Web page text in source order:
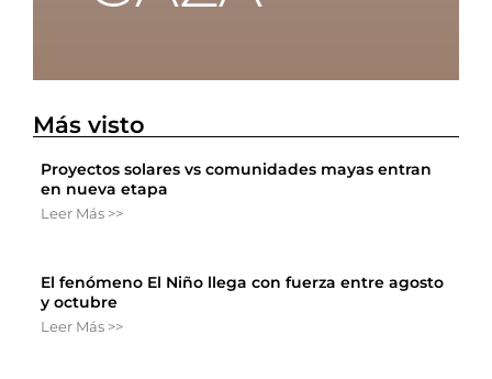
Más visto
Proyectos solares vs comunidades mayas entran
en nueva etapa
Leer Más >>
El fenómeno El Niño llega con fuerza entre agosto
y octubre
Leer Más >>